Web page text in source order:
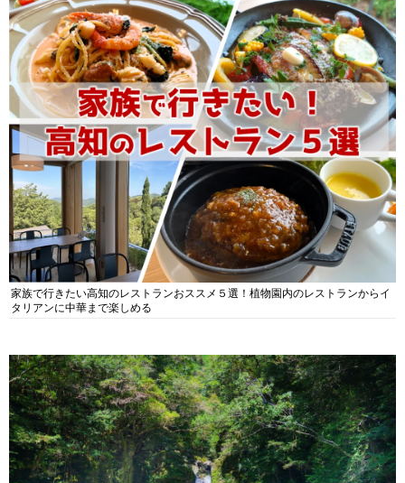
家族で行きたい高知のレストランおススメ５選！植物園内のレストランからイ
タリアンに中華まで楽しめる